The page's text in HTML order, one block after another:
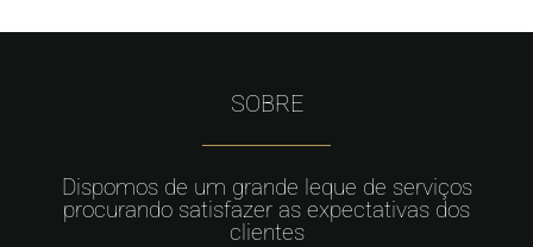
SOBRE
Dispomos de um grande leque de serviços
procurando satisfazer as expectativas dos
clientes